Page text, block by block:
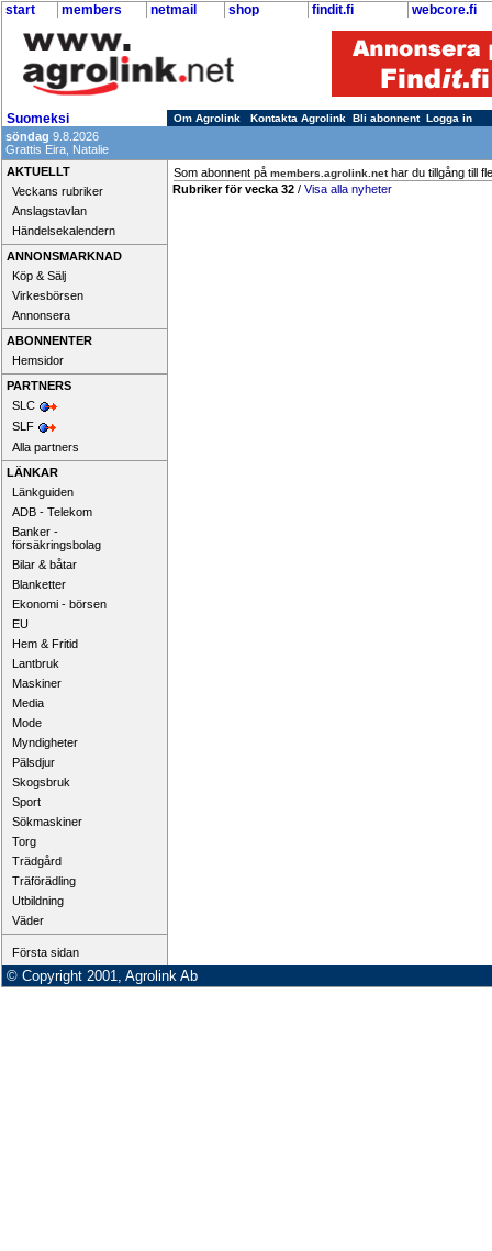
start members netmail shop findit.fi webcore.fi
Suomeksi Om Agrolink Kontakta Agrolink Bli abonnent Logga in
söndag 9.8.2026
Grattis Eira, Natalie
AKTUELLT
Veckans rubriker
Anslagstavlan
Händelsekalendern
ANNONSMARKNAD
Köp & Sälj
Virkesbörsen
Annonsera
ABONNENTER
Hemsidor
PARTNERS
SLC
SLF
Alla partners
LÄNKAR
Länkguiden
ADB - Telekom
Banker -
försäkringsbolag
Bilar & båtar
Blanketter
Ekonomi - börsen
EU
Hem & Fritid
Lantbruk
Maskiner
Media
Mode
Myndigheter
Pälsdjur
Skogsbruk
Sport
Sökmaskiner
Torg
Trädgård
Träförädling
Utbildning
Väder
Första sidan
Som abonnent på members.agrolink.nethar du tillgång till
Rubriker för vecka 32 / Visa alla nyheter
© Copyright 2001, Agrolink Ab